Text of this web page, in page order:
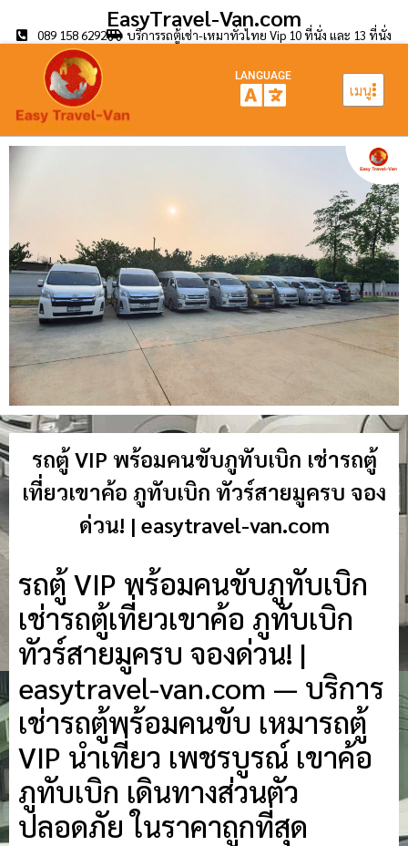
EasyTravel-Van.com
089 158 6292 บริการรถตู้เช่า-เหมาทั่วไทย Vip 10 ที่นั่ง และ 13 ที่นั่ง
เมนู
LANGUAGE
รถตู้ VIP พร้อมคนขับภูทับเบิก เช่ารถตู้
เที่ยวเขาค้อ ภูทับเบิก ทัวร์สายมูครบ จอง
ด่วน! | easytravel-van.com
รถตู้ VIP พร้อมคนขับภูทับเบิก
เช่ารถตู้เที่ยวเขาค้อ ภูทับเบิก
ทัวร์สายมูครบ จองด่วน! |
easytravel-van.com — บริการ
เช่ารถตู้พร้อมคนขับ เหมารถตู้
VIP นำเที่ยว เพชรบูรณ์ เขาค้อ
ภูทับเบิก เดินทางส่วนตัว
ปลอดภัย ในราคาถูกที่สุด